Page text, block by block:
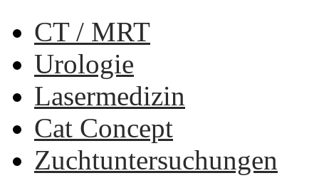
CT / MRT
Urologie
Lasermedizin
Cat Concept
Zuchtuntersuchungen